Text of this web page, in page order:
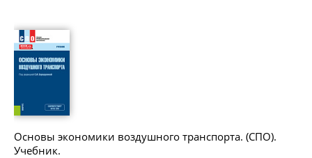
Основы экономики воздушного транспорта. (СПО).
Учебник.